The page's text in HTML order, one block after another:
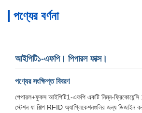
পণ্যের বর্ণনা
আইপিটি১-এফপি। পিপারল ফাক্স।
পণ্যের সংক্ষিপ্ত বিবরণ
পেপারল+ফুকস আইপিটি1-এফপি একটি নিম্ন-ফ্রিকোয়েন্সি
স্টেশন যা শিল্প RFID অ্যাপ্লিকেশনগুলির জন্য ডিজাইন